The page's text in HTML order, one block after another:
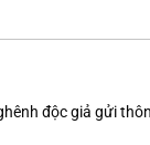
độc giả gửi